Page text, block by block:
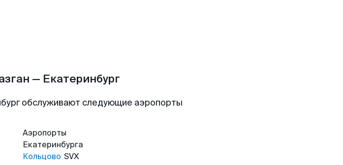
— Екатеринбург
обслуживают следующие аэропорты
Аэропорты
Екатеринбурга
Кольцово SVX